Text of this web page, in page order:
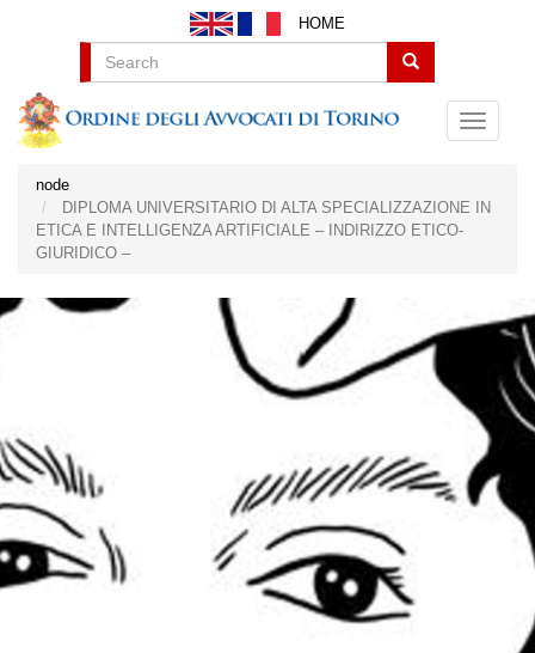
HOME
Search
node
DIPLOMA UNIVERSITARIO DI ALTA SPECIALIZZAZIONE IN
ETICA E INTELLIGENZA ARTIFICIALE – INDIRIZZO ETICO-
GIURIDICO –